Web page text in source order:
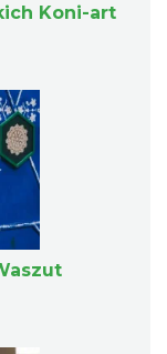
Koni-art